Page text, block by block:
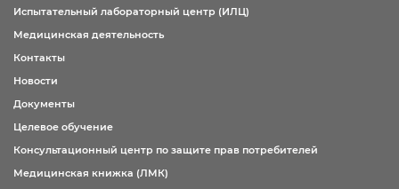
Испытательный лабораторный центр (ИЛЦ)
Медицинская деятельность
Контакты
Новости
Документы
Целевое обучение
Консультационный центр по защите прав потребителей
Медицинская книжка (ЛМК)